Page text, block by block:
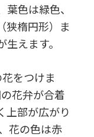
色は緑色、
狭楕円形）ま
えます。
をつけま
花弁が合着
上部が広がり
花の色は赤